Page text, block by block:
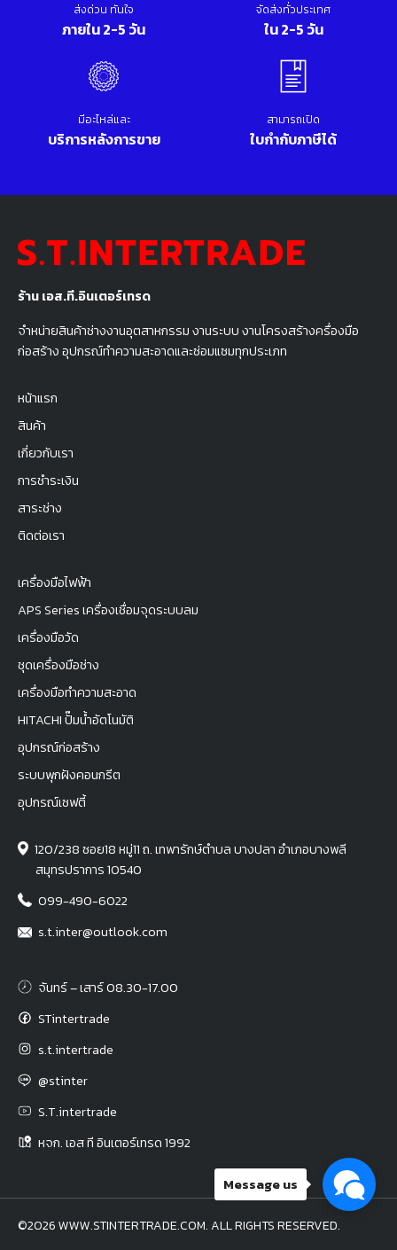
ร้าน เอส.ที.อินเตอร์เทรด
จำหน่ายสินค้าช่างงานอุตสาหกรรม งานระบบ งานโครงสร้างครื่องมือ
ก่อสร้าง อุปกรณ์ทำความสะอาดและซ่อมแซมทุกประเภท
หน้าแรก
สินค้า
เกี่ยวกับเรา
การชำระเงิน
สาระช่าง
ติดต่อเรา
เครื่องมือไฟฟ้า
APS Series เครื่องเชื่อมจุดระบบลม
เครื่องมือวัด
ชุดเครื่องมือช่าง
เครื่องมือทำความสะอาด
HITACHI ปั๊มน้ำอัตโนมัติ
อุปกรณ์ก่อสร้าง
ระบบพุกฝังคอนกรีต
อุปกรณ์เซฟตี้
120/238 ซอย18 หมู่11 ถ. เทพารักษ์ตำบล บางปลา อำเภอบางพลี
สมุทรปราการ 10540
099-490-6022
s.t.inter@outlook.com
จันทร์ – เสาร์ 08.30-17.00
STintertrade
s.t.intertrade
@stinter
S.T.intertrade
หจก. เอส ที อินเตอร์เทรด 1992
ส่งด่วน ทันใจ
ภายใน 2-5 วัน
จัดส่งทั่วประเทศ
ใน 2-5 วัน
มีอะไหล่และ
บริการหลังการขาย
สามารถเปิด
ใบกำกับภาษีได้
©2026 WWW.STINTERTRADE.COM. ALL RIGHTS RESERVED.
Message us